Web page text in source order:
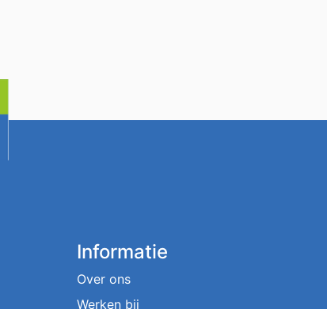
Informatie
Over ons
Werken bij